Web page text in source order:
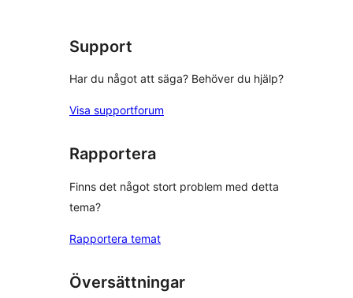
Support
Har du något att säga? Behöver du hjälp?
Visa supportforum
Rapportera
Finns det något stort problem med detta
tema?
Rapportera temat
Översättningar